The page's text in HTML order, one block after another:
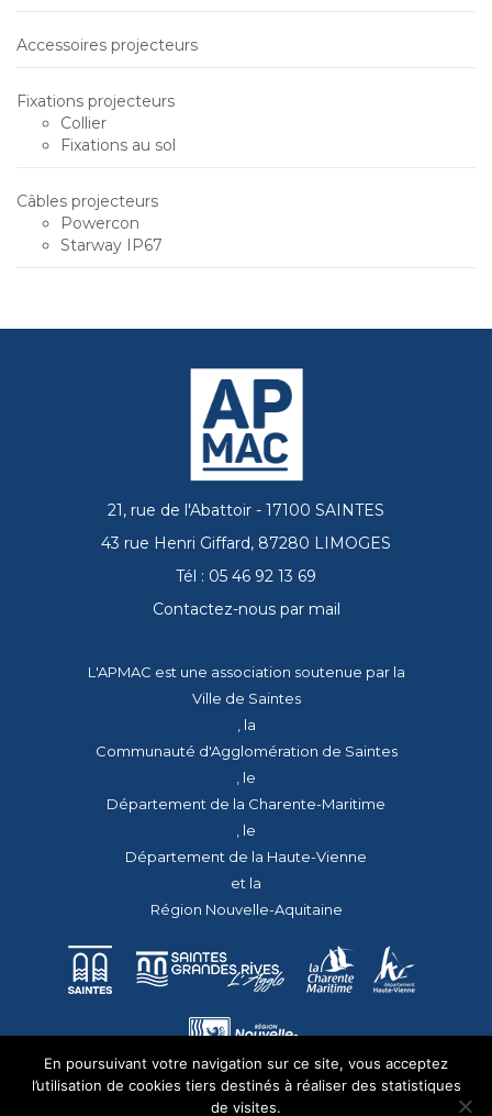
Accessoires projecteurs
Fixations projecteurs
Collier
Fixations au sol
Câbles projecteurs
Powercon
Starway IP67
21, rue de l'Abattoir - 17100 SAINTES
43 rue Henri Giffard, 87280 LIMOGES
Tél : 05 46 92 13 69
Contactez-nous par mail
L'APMAC est une association soutenue par la
Ville de Saintes
, la
Communauté d'Agglomération de Saintes
, le
Département de la Charente-Maritime
, le
Département de la Haute-Vienne
et la
Région Nouvelle-Aquitaine
En poursuivant votre navigation sur ce site, vous acceptez
l’utilisation de cookies tiers destinés à réaliser des statistiques
de visites.